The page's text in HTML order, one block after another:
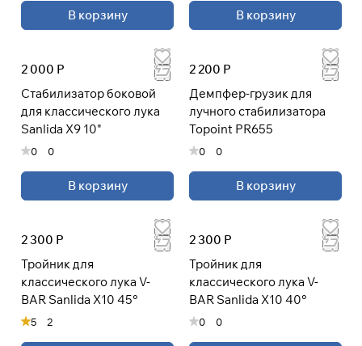
В корзину В корзину
2 000 Р
Стабилизатор боковой
для классического лука
Sanlida X9 10"
0 0
В корзину
2 200 Р
Демпфер-грузик для
лучного стабилизатора
Topoint PR655
0 0
В корзину
2 300 Р
Тройник для
классического лука V-
BAR Sanlida X10 45°
5 2
2 300 Р
Тройник для
классического лука V-
BAR Sanlida X10 40°
0 0